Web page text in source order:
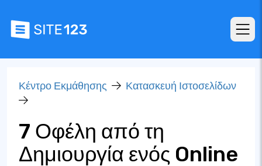
Κέντρο Εκμάθησης Κατασκευή Ιστοσελίδων
7 Οφέλη από τη
Δημιουργία ενός Online